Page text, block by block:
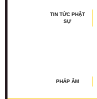
TIN TỨC PHẬT
SỰ
PHÁP ÂM